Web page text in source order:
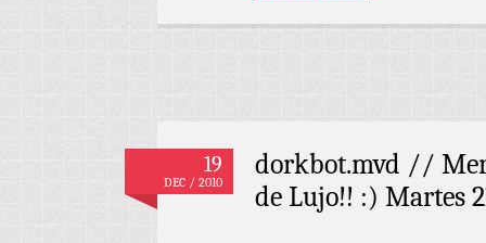
19
DEC / 2010
dorkbot.mvd //
de Lujo!! :) Martes